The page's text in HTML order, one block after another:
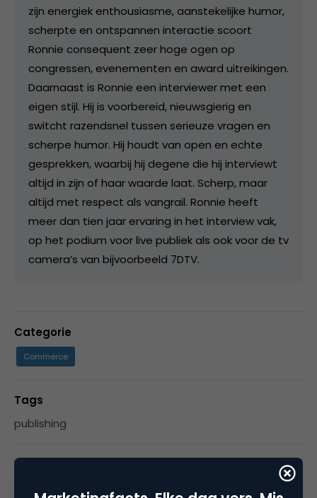
zijn energiek enthousiasme, aanstekelijke humor,
scherpte en ontspannen interactie scoort
Ronnie consequent zeer hoge ogen op
congressen, evenementen en award uitreikingen.
Daarnaast is Ronnie een interviewer met een
eigen stijl. Hij is voorbereid, nieuwsgierig en
switcht razendsnel tussen serieuze vragen en
scherpe humor. Hij houdt van open en echte
gesprekken, waarbij hij degene die hij interviewt
altijd in zijn of haar waarde laat. Scherp, maar
altijd met respect als vangrail. Ronnie heeft
meer dan tien jaar ervaring in het interview vak,
op het podium voor live publiek als ook voor de tv
camera’s van bijvoorbeeld 7DTV.
Categorie
Commerce
Tags
publishing